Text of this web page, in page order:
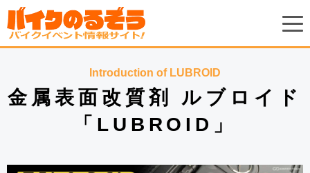
Introduction of LUBROID
金属表面改質剤 ルブロイド
「LUBROID」